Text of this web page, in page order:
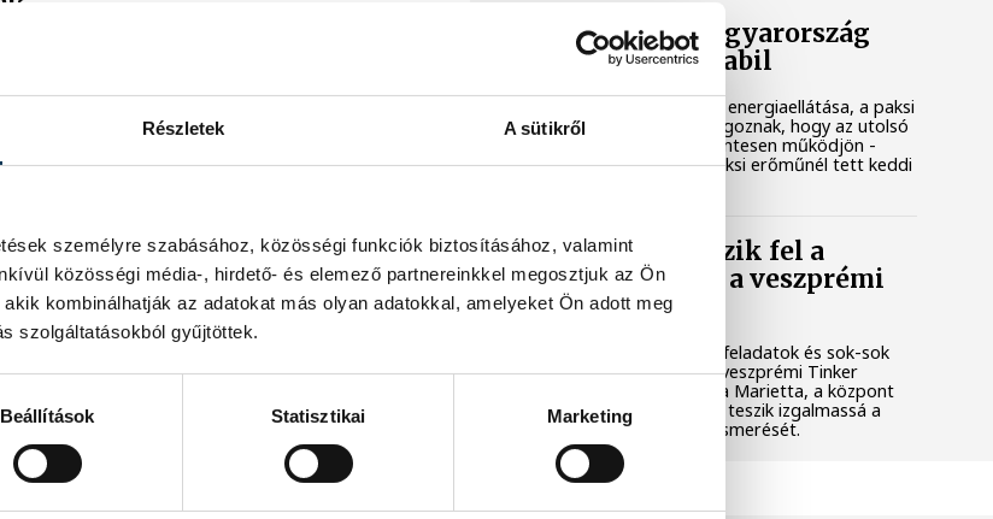
Részletek A sütikről
személyre szabásához, közösségi funkciók biztosításához, valamint
közösségi média-, hirdető- és elemező partnereinkkel megosztjuk az Ön
kombinálhatják az adatokat más olyan adatokkal, amelyeket Ön adott meg
szolgáltatásokból gyűjtöttek.
Beállítások Statisztikai Marketing
túlstresszelni magunkat, a teendők megtervezése
1. 13:33
megnyúlt nyarai és
végtelen tömbje
megállapította, hogy az idő relatív: vagyis nem
ugyanolyan gyorsan telik mindenki számára.
nemcsak az idő lehet gyorsabb vagy lassabb a
függően, hanem az is folyamatosan
hogy mi hogyan érzékeljük.
Magyar Péter: Magyarország
energiaellátása stabil
Jelenleg stabil Magyarország energiaellátása, a paksi
erőmű munkatársai azon dolgoznak, hogy az utolsó
még termelő turbina hibamentesen működjön -
közölte a miniszterelnök a paksi erőműnél tett keddi
Játék közben fedezik fel a
tudomány világát a veszprémi
gyerekek
Látványos kísérletek, kreatív feladatok és sok-sok
élmény várja a gyerekeket a veszprémi Tinker
Labsben. Videónkban Balassa Marietta, a központ
vezetője mutatja be, hogyan teszik izgalmassá a
természettudományok megismerését.